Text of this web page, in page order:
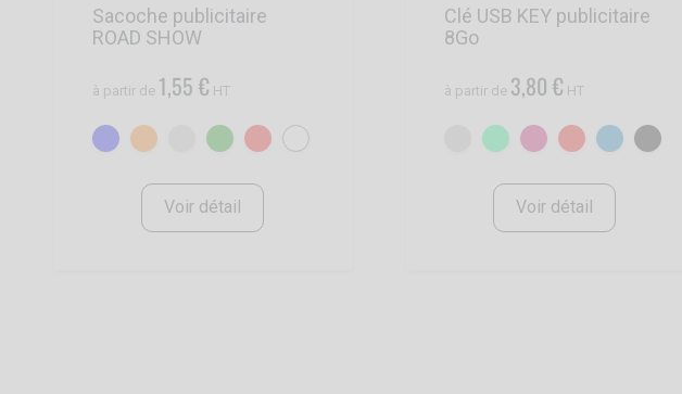
Sacoche publicitaire
ROAD SHOW
à partir de 1,55 € HT
Voir détail
Clé USB KEY publicitaire
8Go
à partir de 3,80 € HT
Voir détail